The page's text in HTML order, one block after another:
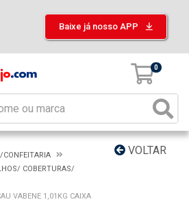
Baixe já nosso APP
0
VOLTAR
CONFEITARIA
COBERTURAS/
VABENE 1,01KG CAIXA